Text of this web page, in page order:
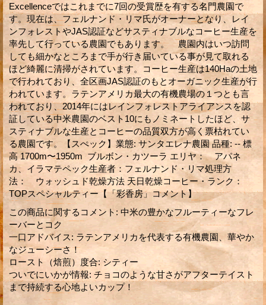
Excellenceではこれまでに7回の受賞歴を有する名門農園で
す。現在は、フェルナンド・リマ氏がオーナーとなり、レイ
ンフォレストやJAS認証などサスティナブルなコーヒー生産を
率先して行っている農園でもあります。 農園内はいつ訪問
しても細かなところまで手が行き届いている事が見て取れる
ほど綺麗に清掃がされています。コーヒー生産は140Haの土地
で行われており、全区画JAS認証のもとオーガニック生産が行
われています。ラテンアメリカ最大の有機農場の１つとも言
われており、2014年にはレインフォレストアライアンスを認
証している中米農園のベスト10にもノミネートしたほど、サ
スティナブルな生産とコーヒーの品質双方が高く票枯れてい
る農園です。【スぺック】業態: サンタエレナ農園 品種: -- 標
高 1700m〜1950m ブルボン・カツーラ エリヤ： アパネ
カ、イラマテペック生産者：フェルナンド・リマ処理方
法： ウォッシュド乾燥方法 天日乾燥コーヒー・ランク：
TOPスペシャルティー【「彩香房」コメント】
この商品に関するコメント : 中米の豊かなフルーティーなフレ
ーバーとコク
一口アドバイス: ラテンアメリカを代表する有機農園、華やか
なジューシーさ！
ロースト（焙煎）度合: シティー
ついでにいかが情報: チョコのような甘さがアフターテイスト
まで持続する心地よいカップ！